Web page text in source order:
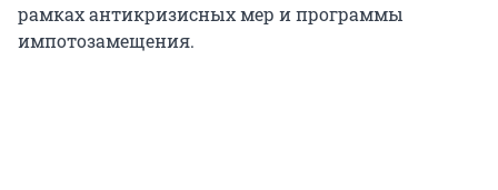
рамках антикризисных мер и программы
импотозамещения.